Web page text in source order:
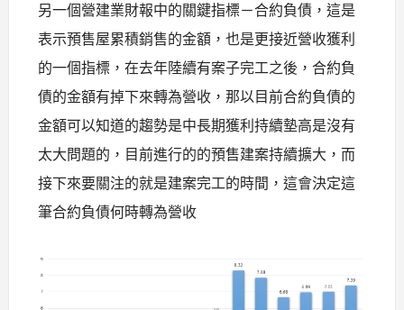
另一個營建業財報中的關鍵指標－合約負債，這是
表示預售屋累積銷售的金額，也是更接近營收獲利
的一個指標，在去年陸續有案子完工之後，合約負
債的金額有掉下來轉為營收，那以目前合約負債的
金額可以知道的趨勢是中長期獲利持續墊高是沒有
太大問題的，目前進行的的預售建案持續擴大，而
接下來要關注的就是建案完工的時間，這會決定這
筆合約負債何時轉為營收